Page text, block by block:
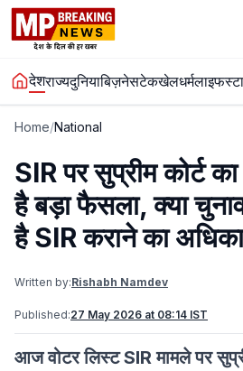
देशराज्यदुनियाबिज़नेसटेकखेलधर्म
Home/National
SIR पर सुप्रीम कोर्ट
है बड़ा फैसला, क्या
है SIR कराने का
Written by:Rishabh Namdev
Published:27 May 2026 at 08:14 IST
आज वोटर लिस्ट SIR मामले पर